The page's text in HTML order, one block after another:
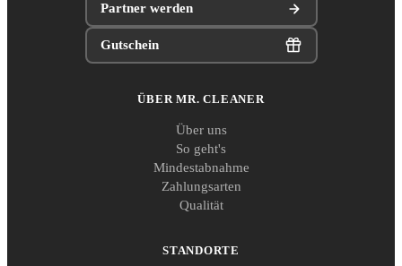
Partner werden
Gutschein
ÜBER MR. CLEANER
Über uns
So geht's
Mindestabnahme
Zahlungsarten
Qualität
STANDORTE